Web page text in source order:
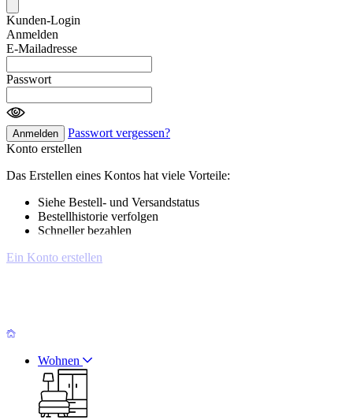
Kunden-Login
Anmelden
E-Mailadresse
Passwort
Anmelden
Passwort vergessen?
Konto erstellen
Das Erstellen eines Kontos hat viele Vorteile:
Siehe Bestell- und Versandstatus
Bestellhistorie verfolgen
Schneller bezahlen
Ein Konto erstellen
Wohnen